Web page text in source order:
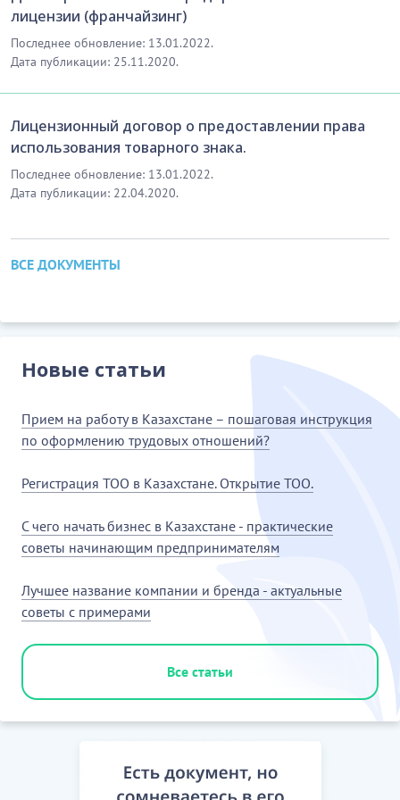
лицензии (франчайзинг)
Последнее обновление: 13.01.2022.
Дата публикации: 25.11.2020.
Лицензионный договор о предоставлении права
использования товарного знака.
Последнее обновление: 13.01.2022.
Дата публикации: 22.04.2020.
ВСЕ ДОКУМЕНТЫ
Новые статьи
Прием на работу в Казахстане – пошаговая инструкция
по оформлению трудовых отношений?
Регистрация ТОО в Казахстане. Открытие ТОО.
С чего начать бизнес в Казахстане - практические
советы начинающим предпринимателям
Лучшее название компании и бренда - актуальные
советы с примерами
Все статьи